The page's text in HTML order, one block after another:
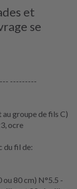
et
se
---------
groupe de fils C)
ocre
du fil de:
80 cm) N°5.5 -